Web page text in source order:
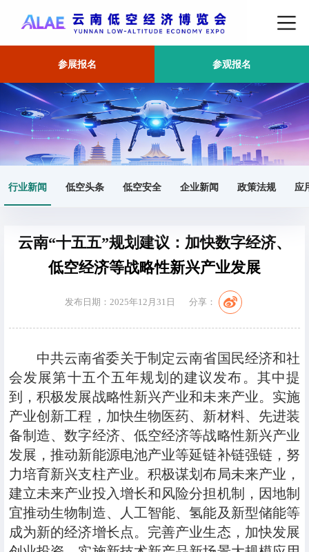
参展报名 参观报名
行业新闻 低空头条 低空安全 企业新闻 政策法规 应
首页 行业新闻 正文
云南“十五五”规划建议：加快数字经济、
低空经济等战略性新兴产业发展
发布日期：2025年12月31日 分享：
中共云南省委关于制定云南省国民经济和社
会发展第十五个五年规划的建议发布。其中提
到，积极发展战略性新兴产业和未来产业。实施
产业创新工程，加快生物医药、新材料、先进装
备制造、数字经济、低空经济等战略性新兴产业
发展，推动新能源电池产业等延链补链强链，努
力培育新兴支柱产业。积极谋划布局未来产业，
建立未来产业投入增长和风险分担机制，因地制
宜推动生物制造、人工智能、氢能及新型储能等
成为新的经济增长点。完善产业生态，加快发展